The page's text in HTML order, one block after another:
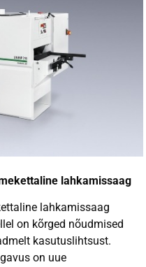
lahkamissaag
lahkamissaag
on kõrged nõudmised
kasutuslihtsust.
on uue